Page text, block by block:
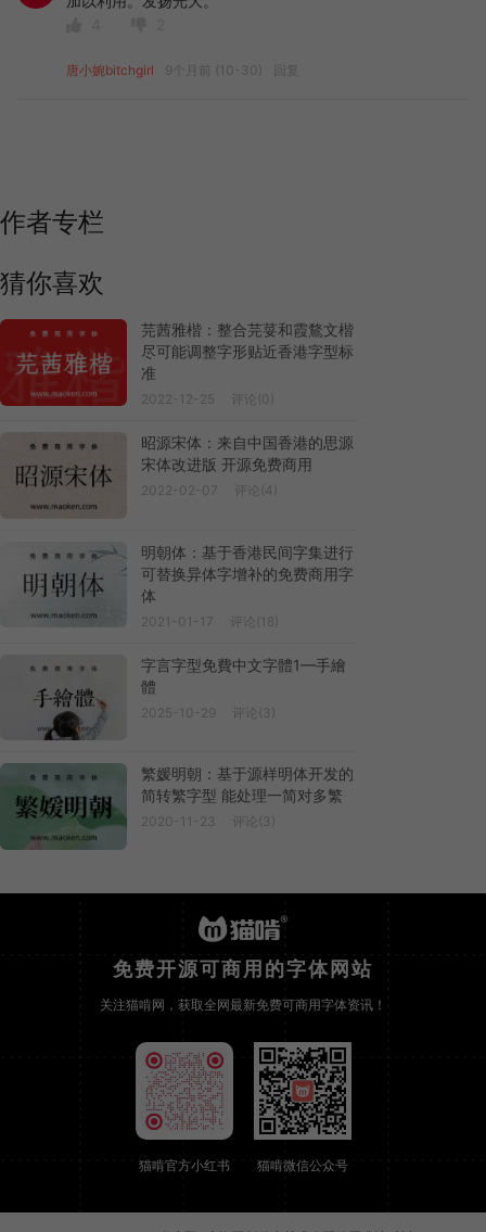
唐小婉bitchgirl 9个月前 (10-30) 回复
作者专栏
猜你喜欢
芫茜雅楷：整合芫荽和霞鶩文楷
尽可能调整字形贴近香港字型标
准
2022-12-25 评论(0)
昭源宋体：来自中国香港的思源
宋体改进版 开源免费商用
2022-02-07 评论(4)
明朝体：基于香港民间字集进行
可替换异体字增补的免费商用字
体
2021-01-17 评论(18)
字言字型免費中文字體1—手繪
體
2025-10-29 评论(3)
繁媛明朝：基于源样明体开发的
简转繁字型 能处理一简对多繁
2020-11-23 评论(3)
免费开源可商用的字体网站
关注猫啃网，获取全网最新免费可商用字体资讯！
猫啃官方小红书 猫啃微信公众号